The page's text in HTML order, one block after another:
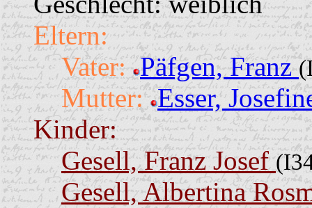
Eltern:
Vater: Päfgen, Franz
Mutter: Esser,
Kinder:
Gesell, Franz Josef
Gesell, Albertina